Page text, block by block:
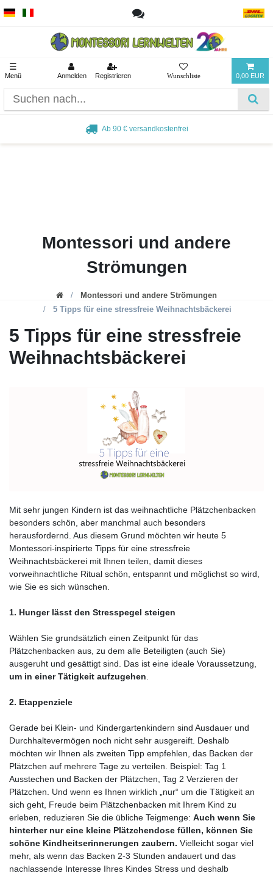
☰
Menü Anmelden Registrieren 0,00 EUR
Ab 90 € versandkostenfrei
Montessori und andere
Strömungen
Montessori und andere Strömungen
5 Tipps für eine stressfreie Weihnachtsbäckerei
5 Tipps für eine stressfreie
Weihnachtsbäckerei
Mit sehr jungen Kindern ist das weihnachtliche Plätzchenbacken
besonders schön, aber manchmal auch besonders
herausfordernd. Aus diesem Grund möchten wir heute 5
Montessori-inspirierte Tipps für eine stressfreie
Weihnachtsbäckerei mit Ihnen teilen, damit dieses
vorweihnachtliche Ritual schön, entspannt und möglichst so wird,
wie Sie es sich wünschen.
1. Hunger lässt den Stresspegel steigen
Wählen Sie grundsätzlich einen Zeitpunkt für das
Plätzchenbacken aus, zu dem alle Beteiligten (auch Sie)
ausgeruht und gesättigt sind. Das ist eine ideale Voraussetzung,
um in einer Tätigkeit aufzugehen.
2. Etappenziele
Gerade bei Klein- und Kindergartenkindern sind Ausdauer und
Durchhaltevermögen noch nicht sehr ausgereift. Deshalb
möchten wir Ihnen als zweiten Tipp empfehlen, das Backen der
Plätzchen auf mehrere Tage zu verteilen. Beispiel: Tag 1
Ausstechen und Backen der Plätzchen, Tag 2 Verzieren der
Plätzchen. Und wenn es Ihnen wirklich „nur“ um die Tätigkeit an
sich geht, Freude beim Plätzchenbacken mit Ihrem Kind zu
erleben, reduzieren Sie die übliche Teigmenge: Auch wenn Sie
hinterher nur eine kleine Plätzchendose füllen, können Sie
schöne Kindheitserinnerungen zaubern. Vielleicht sogar viel
mehr, als wenn das Backen 2-3 Stunden andauert und das
nachlassende Interesse Ihres Kindes Stress und deshalb